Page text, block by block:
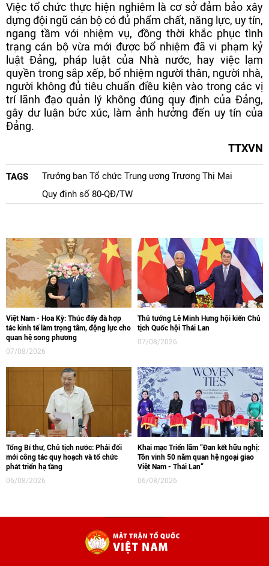
Việc tổ chức thực hiện nghiêm là cơ sở đảm bảo xây
dựng đội ngũ cán bộ có đủ phẩm chất, năng lực, uy tín,
ngang tầm với nhiệm vụ, đồng thời khắc phục tình
trạng cán bộ vừa mới được bổ nhiệm đã vi phạm kỷ
luật Đảng, pháp luật của Nhà nước, hay việc lạm
quyền trong sắp xếp, bổ nhiệm người thân, người nhà,
người không đủ tiêu chuẩn điều kiện vào trong các vị
trí lãnh đạo quản lý không đúng quy định của Đảng,
gây dư luận bức xúc, làm ảnh hưởng đến uy tín của
Đảng.
TTXVN
TAGS
Trưởng ban Tổ chức Trung ương Trương Thị Mai
Quy định số 80-QĐ/TW
Việt Nam - Hoa Kỳ: Thúc đẩy đà hợp
tác kinh tế làm trọng tâm, động lực cho
quan hệ song phương
07/08/2026
Thủ tướng Lê Minh Hưng hội kiến Chủ
tịch Quốc hội Thái Lan
07/08/2026
Tổng Bí thư, Chủ tịch nước: Phải đổi
mới công tác quy hoạch và tổ chức
phát triển hạ tầng
06/08/2026
Khai mạc Triển lãm “Đan kết hữu nghị:
Tôn vinh 50 năm quan hệ ngoại giao
Việt Nam - Thái Lan“
06/08/2026